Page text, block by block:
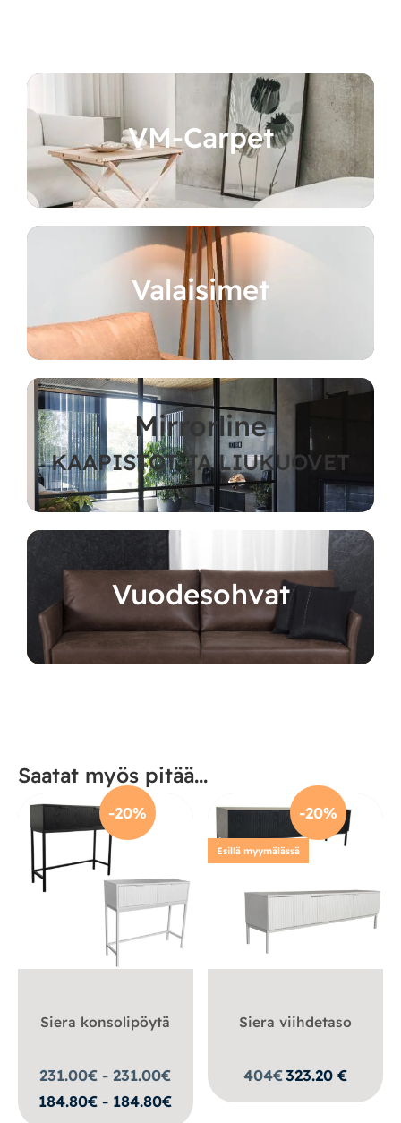
VM-Carpet
Valaisimet
Mirrorline
KAAPISTOT JA LIUKUOVET
Vuodesohvat
Saatat myös pitää...
-20%
Siera konsolipöytä
231.00€ - 231.00€
184.80€ - 184.80€
-20%
Esillä myymälässä
Siera viihdetaso
404€323.20€